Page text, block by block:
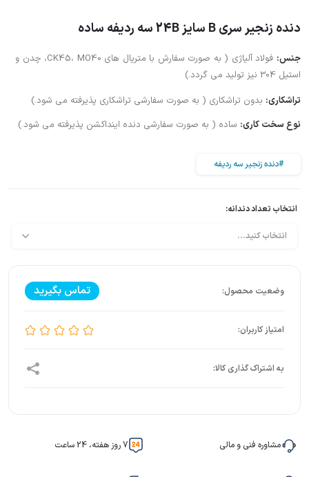
دنده زنجیر سری B سایز 24B سه ردیفه ساده
جنس:
فولاد آلیاژی ( به صورت سفارش با متریال های CK45، MO40، چدن و
استیل 304 نیز تولید می گردد.)
تراشکاری: بدون تراشکاری ( به صورت سفارشی تراشکاری پذیرفته می شود.)
نوع سخت کاری: ساده ( به صورت سفارشی دنده اینداکشن پذیرفته می شود.)
#دنده زنجیر سه ردیفه
انتخاب تعداد دندانه:
تماس بگیرید
مشاوره فنی و مالی 7 روز هفته، 24 ساعت